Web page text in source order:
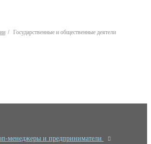
Государственные и общественные деятели
менеджеры и предприниматели